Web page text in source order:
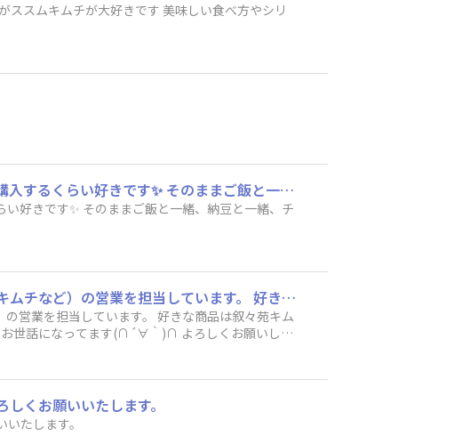
スムキムチが大好きです 美味しい食べ方やシリ
2月のテーマ「めざせ100食！みんなでススムキムチを食べよう🍚」 つい選んで購入するくらい好きです✨️ そのままご飯と一緒、納豆と一緒、チャーハンにするのが好きです🍳💓
好きです✨️ そのままご飯と一緒、納豆と一緒、チ
はじめまして！！ ピックルス食堂スタッフのななです🥒🍆 主にお漬物（ススムキムチなど）の営業を担当しています。 好きな商品は叙々苑キムチです✨ススムキムチは辛口派です🔥 私はお酒が好きなので、おつまみにキムチやぬか漬にお世話になってます(∩´∀｀)∩ よろしくお願いします！！
営業を担当しています。 好きな商品は叙々苑キム
お世話になってます(∩´∀｀)∩ よろしくお願いしま
くお願いいたします。
たします。